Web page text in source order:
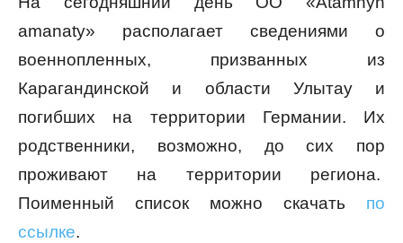
аmanaty» располагает сведениями о
военнопленных, призванных из
Карагандинской и области Улытау и
погибших на территории Германии. Их
родственники, возможно, до сих пор
проживают на территории региона.
Поименный список можно скачать по
ссылке.